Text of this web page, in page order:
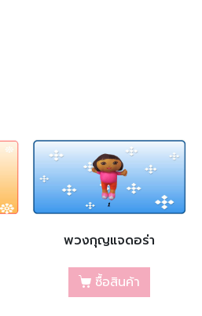
พวงกุญแจดอร่า
ซื้อสินค้า